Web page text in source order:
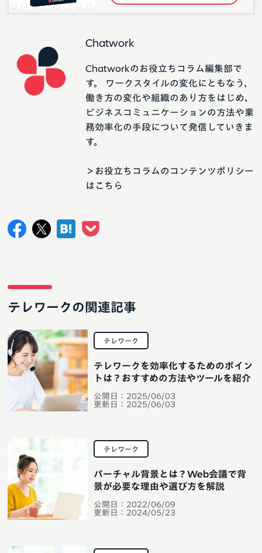
Chatwork
Chatworkのお役立ちコラム編集部で
す。 ワークスタイルの変化にともなう、
働き方の変化や組織のあり方をはじめ、
ビジネスコミュニケーションの方法や業
務効率化の手段について発信していきま
す。
＞お役立ちコラムのコンテンツポリシー
はこちら
テレワークの関連記事
テレワーク
公開日： 2025/06/03
更新日： 2025/06/03
テレワークを効率化するためのポイン
トは？おすすめの方法やツールを紹介
テレワーク
公開日： 2022/06/09
更新日： 2024/05/23
バーチャル背景とは？Web会議で背
景が必要な理由や選び方を解説